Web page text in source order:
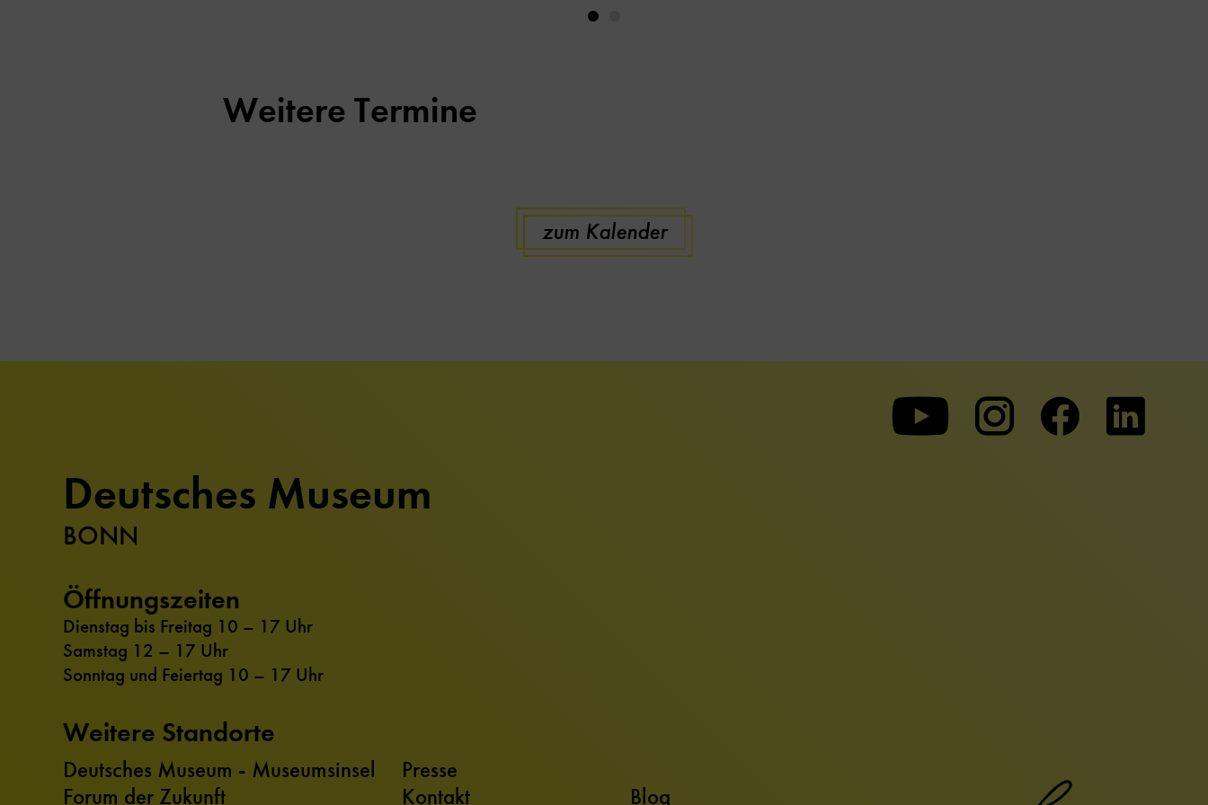
Weitere Termine
zum Kalender
Deutsches Museum
BONN
Öffnungszeiten
Dienstag bis Freitag 10 – 17 Uhr
Samstag 12 – 17 Uhr
Sonntag und Feiertag 10 – 17 Uhr
Weitere Standorte
Deutsches Museum - Museumsinsel
Forum der Zukunft
Presse
Kontakt
Blog
Zu
unserer
Zu
unserer
Zu
unserer